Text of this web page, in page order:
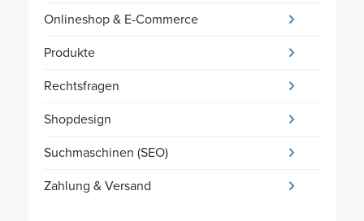
Onlineshop & E-Commerce
Produkte
Rechtsfragen
Shopdesign
Suchmaschinen (SEO)
Zahlung & Versand